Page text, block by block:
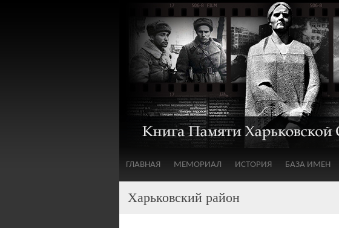
ГЛАВНАЯ МЕМОРИАЛ ИСТОРИЯ БАЗА ИМЕН
Харьковский район